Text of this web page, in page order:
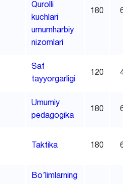
Qurolli
kuchlari
umumharbiy
nizomlari
180
Saf
tayyorgarligi
120
Umumiy
pedagogika
180
Taktika 180
Bo’limlarning